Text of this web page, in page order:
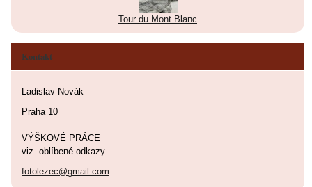
Tour du Mont Blanc
Kontakt
Ladislav Novák
Praha 10
VÝŠKOVÉ PRÁCE
viz. oblíbené odkazy
fotolezec@gmail.com